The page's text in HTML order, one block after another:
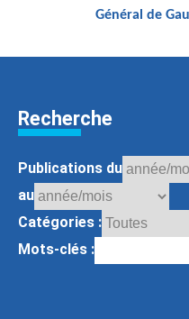
Général de
Recherche
Publications du
au
Catégories :
Mots-clés :